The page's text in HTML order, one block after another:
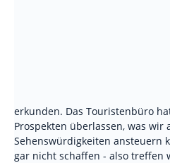
erkunden. Das Touristenbüro
Prospekten überlassen, was wir
Sehenswürdigkeiten ansteuern
gar nicht schaffen - also treffen